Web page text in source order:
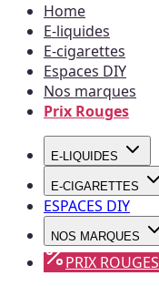
Home
E-liquides
E-cigarettes
Espaces DIY
Nos marques
Prix Rouges
E-LIQUIDES
E-CIGARETTES
ESPACES DIY
NOS MARQUES
PRIX ROUGES